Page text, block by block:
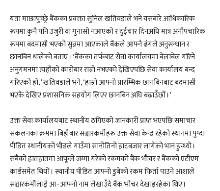
यता माछापुच्छ्रे बैंकका प्रवक्ता सुनिल खतिवडाले भने यसबारे आधिकारिक
रूपमा कुनै पनि उजुरी वा गुनासो नआएको र दुईचार दिनअघि मात्र अनौपचारिक
रूपमा बदमासी भएको सुन्नमा आएकाले बैंकले आफ्नै ढंगले अनुसन्धान र
छानबिन थालेको बताए । ‘बैंकका तर्फबाट सेवा कार्यालयमा बेलाबेल गरिने
अनुगमनमा त्यहाँको कारोबार राम्रो नभएको देखिएपछि सेवा कार्यालय बन्द
गरिएको हो,’ खतिवडाले भने, ‘हाम्रो आफ्नो प्रारम्भिक छानबिनबाट बदमासी
भएकै देखिए प्रशासनिक सहयोग लिएर छानबिन अघि बढाउँछौं ।’
उक्त सेवा कार्यालयबाट स्थानीय ठगिएको जानकारी प्राप्त भएपछि समाचार
संकलनका क्रममा बिहीबार सञ्चारकर्मीहरू उक्त सेवा केन्द्र रहेको स्थानमा पुग्दा
पीडित स्थानीयको भीडले गाउँमा सानोतिनो हाटबजार लागेको भान हुन्थ्यो ।
सबैको हातहातमा आफूले जम्मा गरेको रकमको बैंक भौचर र बैंकको एटीएम
कार्डसमेत थियो । स्थानीय पीडित आफ्नो डुबेको रकम फिर्ता पाउने आशाले
सञ्चारकर्मीलाई आ–आफ्नो नाम लेखाउँदै बैंक भौचर देखाइरहेका थिए ।